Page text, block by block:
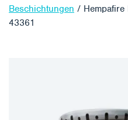
Beschichtungen /
43361